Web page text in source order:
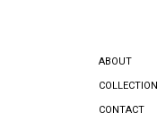
ABOUT
COLLECTION
CONTACT